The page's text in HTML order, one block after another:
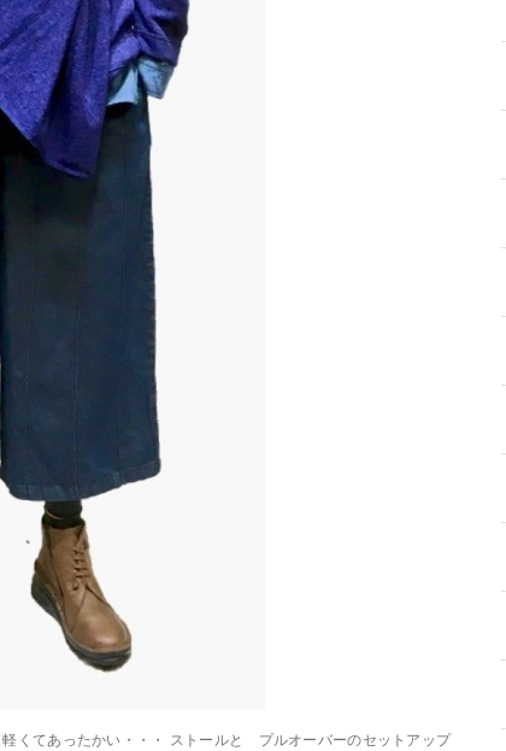
あったかい・・・ ストールと プルオーバーのセットアップ